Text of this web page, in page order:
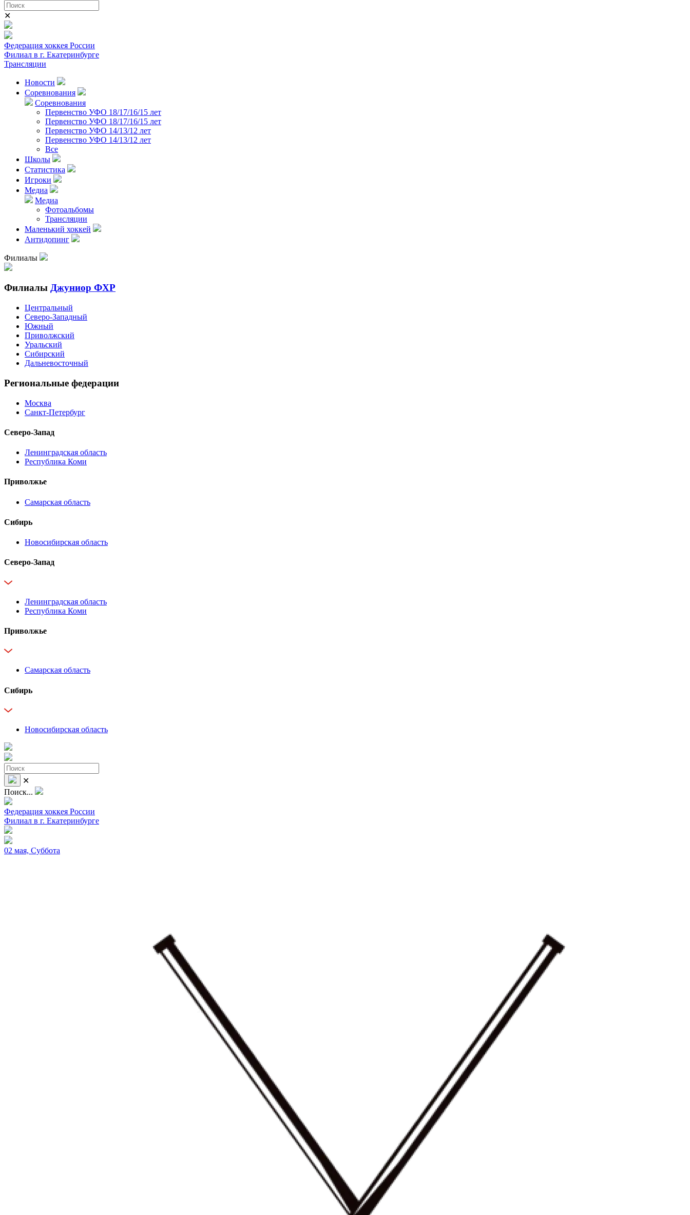
✕
Федерация хоккея России
Филиал в г. Екатеринбурге
Трансляции
Новости
Соревнования
Соревнования
Первенство УФО 18/17/16/15 лет
Первенство УФО 18/17/16/15 лет
Первенство УФО 14/13/12 лет
Первенство УФО 14/13/12 лет
Все
Школы
Статистика
Игроки
Медиа
Медиа
Фотоальбомы
Трансляции
Маленький хоккей
Антидопинг
Филиалы
Филиалы Джуниор ФХР
Центральный
Северо-Западный
Южный
Приволжский
Уральский
Сибирский
Дальневосточный
Региональные федерации
Москва
Санкт-Петербург
Северо-Запад
Ленинградская область
Республика Коми
Приволжье
Самарская область
Сибирь
Новосибирская область
Северо-Запад
Ленинградская область
Республика Коми
Приволжье
Самарская область
Сибирь
Новосибирская область
✕
Поиск...
Федерация хоккея России
Филиал в г. Екатеринбурге
02 мая, Суббота